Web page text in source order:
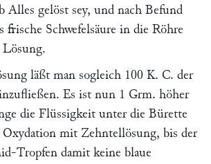
Alles gelöst sey, und nach Befund
frische Schwefelsäure in die Röhre
Lösung.
läßt man sogleich 100 K. C. der
Es ist nun 1 Grm. höher
die Flüssigkeit unter die Bürette
Oxydation mit Zehntellösung, bis der
Tropfen damit keine blaue